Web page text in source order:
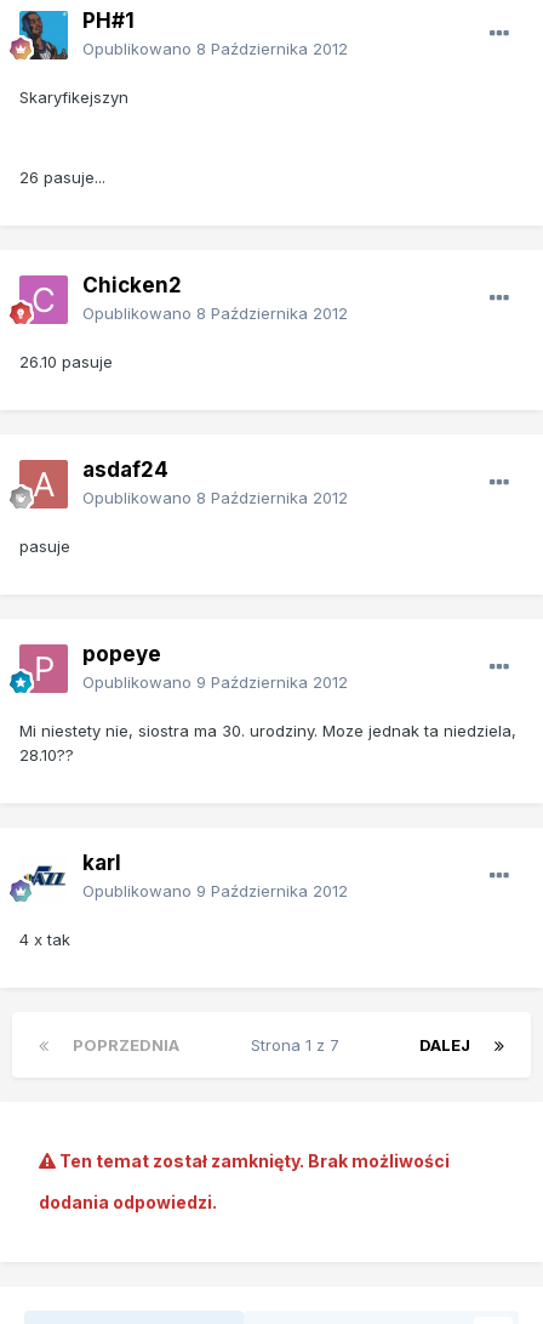
PH#1
Opublikowano 8 Października 2012
Skaryfikejszyn
26 pasuje...
Chicken2
Opublikowano 8 Października 2012
26.10 pasuje
asdaf24
Opublikowano 8 Października 2012
pasuje
popeye
Opublikowano 9 Października 2012
Mi niestety nie, siostra ma 30. urodziny. Moze jednak ta niedziela,
28.10??
karl
Opublikowano 9 Października 2012
4 x tak
POPRZEDNIA DALEJ
Strona 1 z 7
Ten temat został zamknięty. Brak możliwości
dodania odpowiedzi.